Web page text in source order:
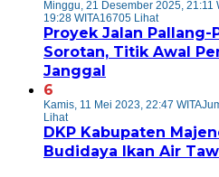
Minggu, 21 Desember 2025, 21:11
19:28 WITA16705 Lihat
Proyek Jalan
Sorotan, Titik Awal
Janggal
6
Kamis, 11 Mei 2023, 22:47 WITA
Lihat
DKP Kabupaten
Budidaya Ikan Air